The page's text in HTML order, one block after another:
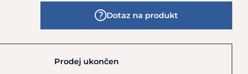
Dotaz na produkt
Prodej ukončen